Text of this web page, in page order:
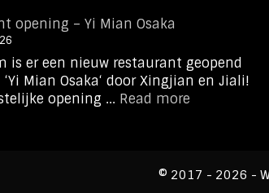
opening – Yi Mian Osaka
is er een nieuw restaurant geopend
Mian Osaka‘ door Xingjian en Jiali!
opening ... Read more
© 2017 - 2026 -